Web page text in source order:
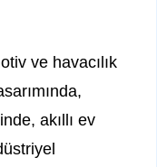
ve havacılık
akıllı ev